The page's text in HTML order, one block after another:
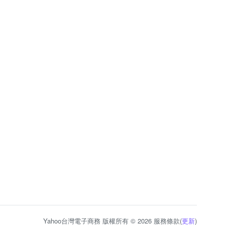
Yahoo台灣電子商務 版權所有 © 2026 服務條款(更新)